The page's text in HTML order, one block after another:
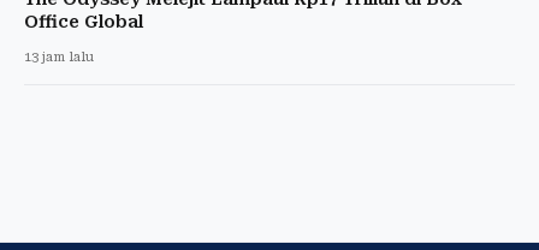
Office Global
13 jam lalu